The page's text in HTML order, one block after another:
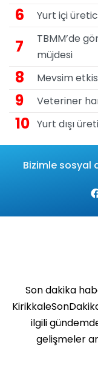
6 Yurt içi
7
TBMM’de
müjdesi
8 Mevsim
9 Veteriner
10 Yurt dışı
Bizimle sosyal
Son dakika
ilgili
gelişmeler